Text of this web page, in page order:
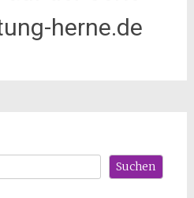
herne.de
Suchen